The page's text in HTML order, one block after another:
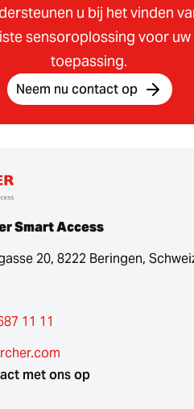
u bij het vinden
sensoroplossing voor uw
toepassing.
Neem nu contact op
Smart Access
20, 8222 Beringen,
11 11
met ons op